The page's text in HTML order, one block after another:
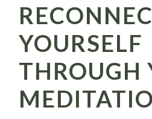
YOURSELF
THROUGH